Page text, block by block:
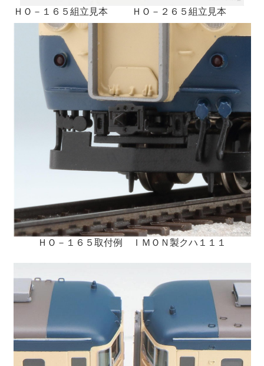
ＨＯ－１６５組立見本 ＨＯ－２６５組立見本
ＨＯ－１６５取付例 ＩＭＯＮ製クハ１１１